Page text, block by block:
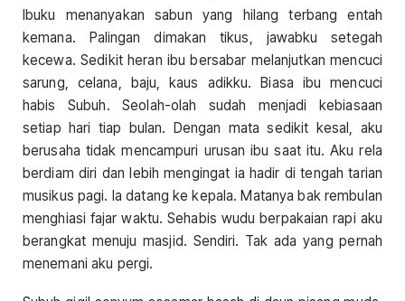
Ibuku menanyakan sabun yang hilang terbang entah
kemana. Palingan dimakan tikus, jawabku setegah
kecewa. Sedikit heran ibu bersabar melanjutkan mencuci
sarung, celana, baju, kaus adikku. Biasa ibu mencuci
habis Subuh. Seolah-olah sudah menjadi kebiasaan
setiap hari tiap bulan. Dengan mata sedikit kesal, aku
berusaha tidak mencampuri urusan ibu saat itu. Aku rela
berdiam diri dan lebih mengingat ia hadir di tengah tarian
musikus pagi. Ia datang ke kepala. Matanya bak rembulan
menghiasi fajar waktu. Sehabis wudu berpakaian rapi aku
berangkat menuju masjid. Sendiri. Tak ada yang pernah
menemani aku pergi.